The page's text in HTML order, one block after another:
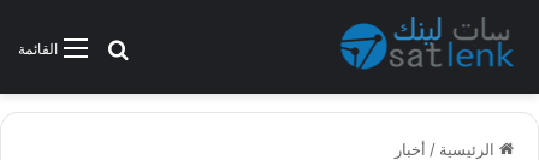
القائمةبحث عن
الرئيسية / أخبار